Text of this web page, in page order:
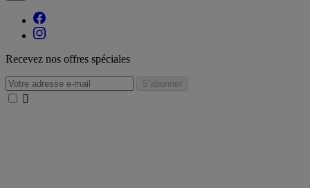
Recevez nos offres spéciales
